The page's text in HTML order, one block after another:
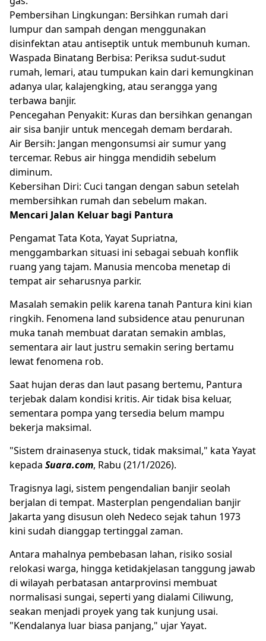
Pembersihan Lingkungan: Bersihkan rumah dari
lumpur dan sampah dengan menggunakan
disinfektan atau antiseptik untuk membunuh kuman.
Waspada Binatang Berbisa: Periksa sudut-sudut
rumah, lemari, atau tumpukan kain dari kemungkinan
adanya ular, kalajengking, atau serangga yang
terbawa banjir.
Pencegahan Penyakit: Kuras dan bersihkan genangan
air sisa banjir untuk mencegah demam berdarah.
Air Bersih: Jangan mengonsumsi air sumur yang
tercemar. Rebus air hingga mendidih sebelum
diminum.
Kebersihan Diri: Cuci tangan dengan sabun setelah
membersihkan rumah dan sebelum makan.
Mencari Jalan Keluar bagi Pantura
Pengamat Tata Kota, Yayat Supriatna,
menggambarkan situasi ini sebagai sebuah konflik
ruang yang tajam. Manusia mencoba menetap di
tempat air seharusnya parkir.
Masalah semakin pelik karena tanah Pantura kini kian
ringkih. Fenomena land subsidence atau penurunan
muka tanah membuat daratan semakin amblas,
sementara air laut justru semakin sering bertamu
lewat fenomena rob.
Saat hujan deras dan laut pasang bertemu, Pantura
terjebak dalam kondisi kritis. Air tidak bisa keluar,
sementara pompa yang tersedia belum mampu
bekerja maksimal.
"Sistem drainasenya stuck, tidak maksimal," kata Yayat
kepada Suara.com, Rabu (21/1/2026).
Tragisnya lagi, sistem pengendalian banjir seolah
berjalan di tempat. Masterplan pengendalian banjir
Jakarta yang disusun oleh Nedeco sejak tahun 1973
kini sudah dianggap tertinggal zaman.
Antara mahalnya pembebasan lahan, risiko sosial
relokasi warga, hingga ketidakjelasan tanggung jawab
di wilayah perbatasan antarprovinsi membuat
normalisasi sungai, seperti yang dialami Ciliwung,
seakan menjadi proyek yang tak kunjung usai.
"Kendalanya luar biasa panjang," ujar Yayat.